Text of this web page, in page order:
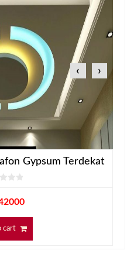
Gypsum Terdekat
cart
‹ ›